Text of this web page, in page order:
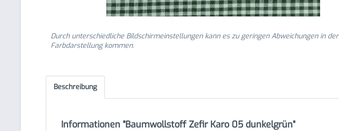
Durch unterschiedliche Bildschirmeinstellungen kann es zu geringen Abweichungen in der
Farbdarstellung kommen.
Beschreibung
Informationen "Baumwollstoff Zefir Karo 05 dunkelgrün"